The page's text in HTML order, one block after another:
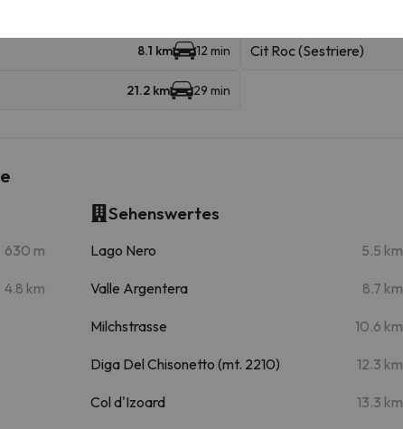
8.1 km 12 min Cit Roc (Sestriere)
21.2 km 29 min
630 m
4.8 km
Sehenswertes
Lago Nero 5.5 km
Valle Argentera 8.7 km
Milchstrasse 10.6 km
Diga Del Chisonetto (mt. 2210) 12.3 km
Col d'Izoard 13.3 km